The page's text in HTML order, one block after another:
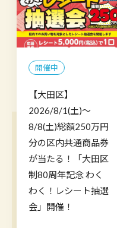
開催中
【大田区】
2026/8/1(土)～
8/8(土)総額250万円
分の区内共通商品券
が当たる！「大田区
制80周年記念 わく
わく！レシート抽選
会」開催！